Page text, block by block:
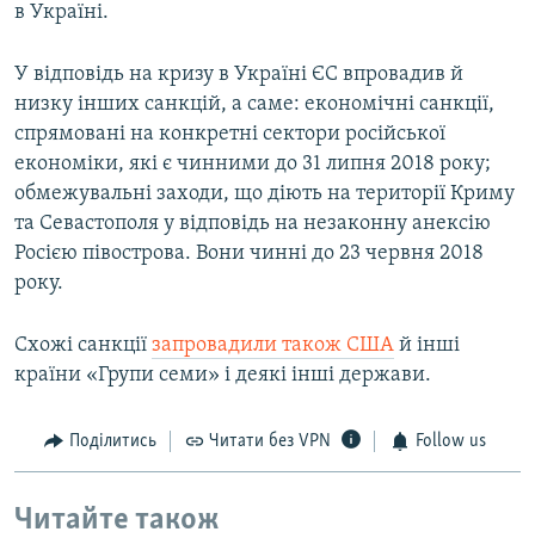
в Україні.
У відповідь на кризу в Україні ЄС впровадив й
низку інших санкцій, а саме: економічні санкції,
спрямовані на конкретні сектори російської
економіки, які є чинними до 31 липня 2018 року;
обмежувальні заходи, що діють на території Криму
та Севастополя у відповідь на незаконну анексію
Росією півострова. Вони чинні до 23 червня 2018
року.
Схожі санкції запровадили також США й інші
країни «Групи семи» і деякі інші держави.
Поділитись Читати без VPN Follow us
Читайте також